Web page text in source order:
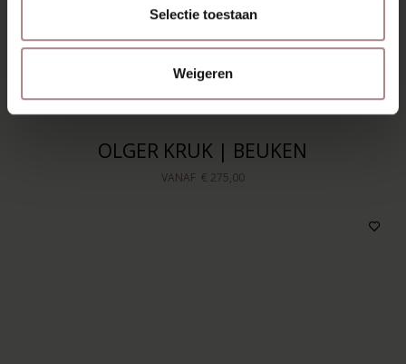
Selectie toestaan
Weigeren
OLGER KRUK | BEUKEN
VANAF € 275,00